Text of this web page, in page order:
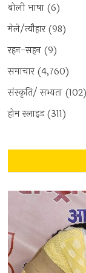
बोली भाषा (6)
मेले/त्यौहार(98)
रहन-सहन (9)
समाचार(4,760)
संस्कृति/ सभ्यता (102)
होम स्लाइड(311)